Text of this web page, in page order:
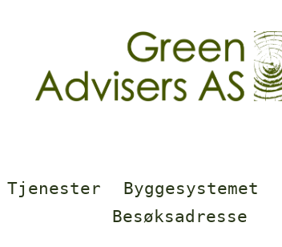
Tjenester Byggesystemet
Besøksadresse